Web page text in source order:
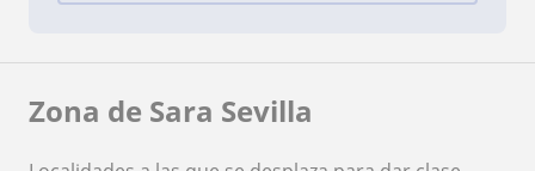
Zona de Sara Sevilla